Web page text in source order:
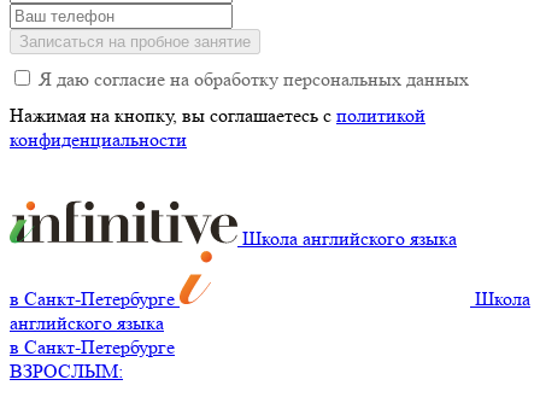
Записаться на пробное занятие
Я даю согласие на обработку персональных данных
Нажимая на кнопку, вы соглашаетесь c политикой
конфиденциальности
Школа английского языка
в Санкт-Петербурге
Школа
английского языка
в Санкт-Петербурге
ВЗРОСЛЫМ: